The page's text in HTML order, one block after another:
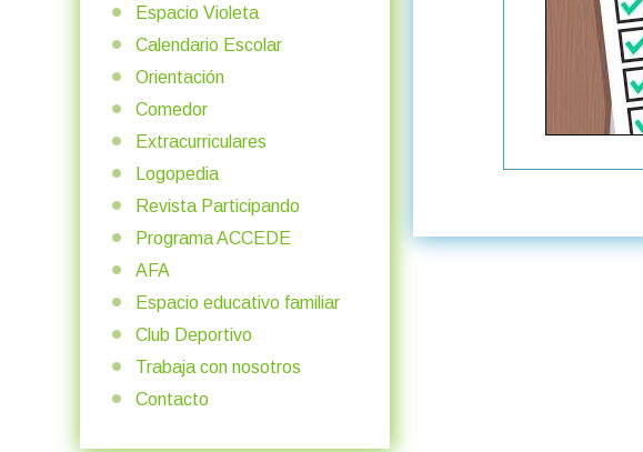
Espacio Violeta
Calendario Escolar
Orientación
Comedor
Extracurriculares
Logopedia
Revista Participando
Programa ACCEDE
AFA
Espacio educativo familiar
Club Deportivo
Trabaja con nosotros
Contacto